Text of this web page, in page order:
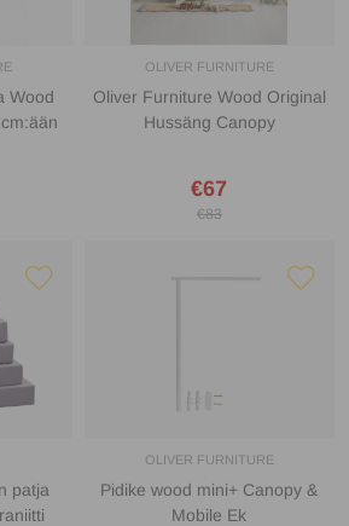
Wood
OLIVER FURNITURE
Oliver Furniture Wood Original
Hussäng Canopy
€67
€83
patja
OLIVER FURNITURE
Pidike wood mini+ Canopy &
Mobile Ek